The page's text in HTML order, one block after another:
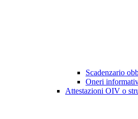
Scadenzario
Oneri
Attestazioni OIV o